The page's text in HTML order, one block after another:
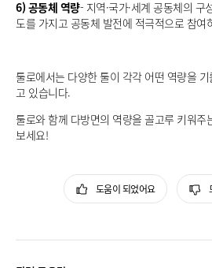
6) 공동체 역량- 지역·국가·세계 공동체의
도를 가지고 공동체 발전에 적극적으로 참여
툴로에서는 다양한 툴이 각각 어떤 역량을
고 있습니다.
툴로와 함께 다방면의 역량을 골고루 키워주
보세요!
도움이 되었어요